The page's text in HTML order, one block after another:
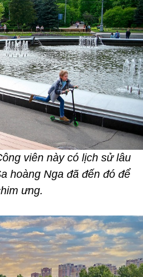
viên này có lịch sử lâu
hoàng Nga đã đến đó để
ưng.